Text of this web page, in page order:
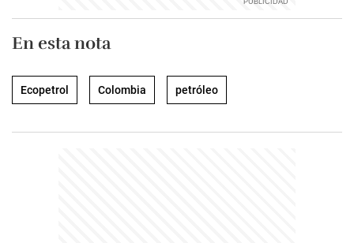
En esta nota
Ecopetrol Colombia petróleo